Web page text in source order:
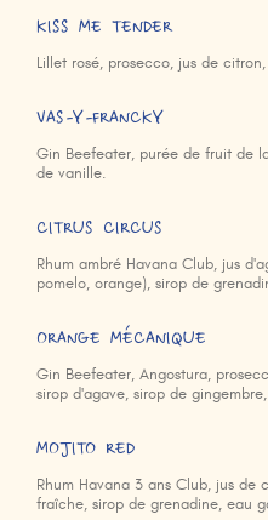
KISS ME TENDER
Lillet rosé, prosecco, jus de
VAS-Y-FRANCKY
Gin Beefeater, purée de fruit de
de vanille.
CITRUS CIRCUS
Rhum ambré Havana Club, jus
pomelo, orange), sirop de
ORANGE MÉCANIQUE
Gin Beefeater, Angostura,
sirop d'agave, sirop de
MOJITO RED
Rhum Havana 3 ans Club, jus de
fraîche, sirop de grenadine, eau